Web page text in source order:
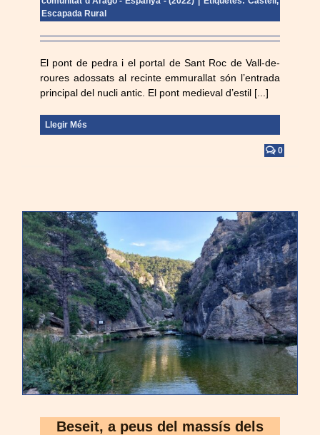
Escapada Rural
El pont de pedra i el portal de Sant Roc de Vall-de-
roures adossats al recinte emmurallat són l’entrada
principal del nucli antic. El pont medieval d’estil [...]
Llegir Més
0
Beseit, a peus del massís dels